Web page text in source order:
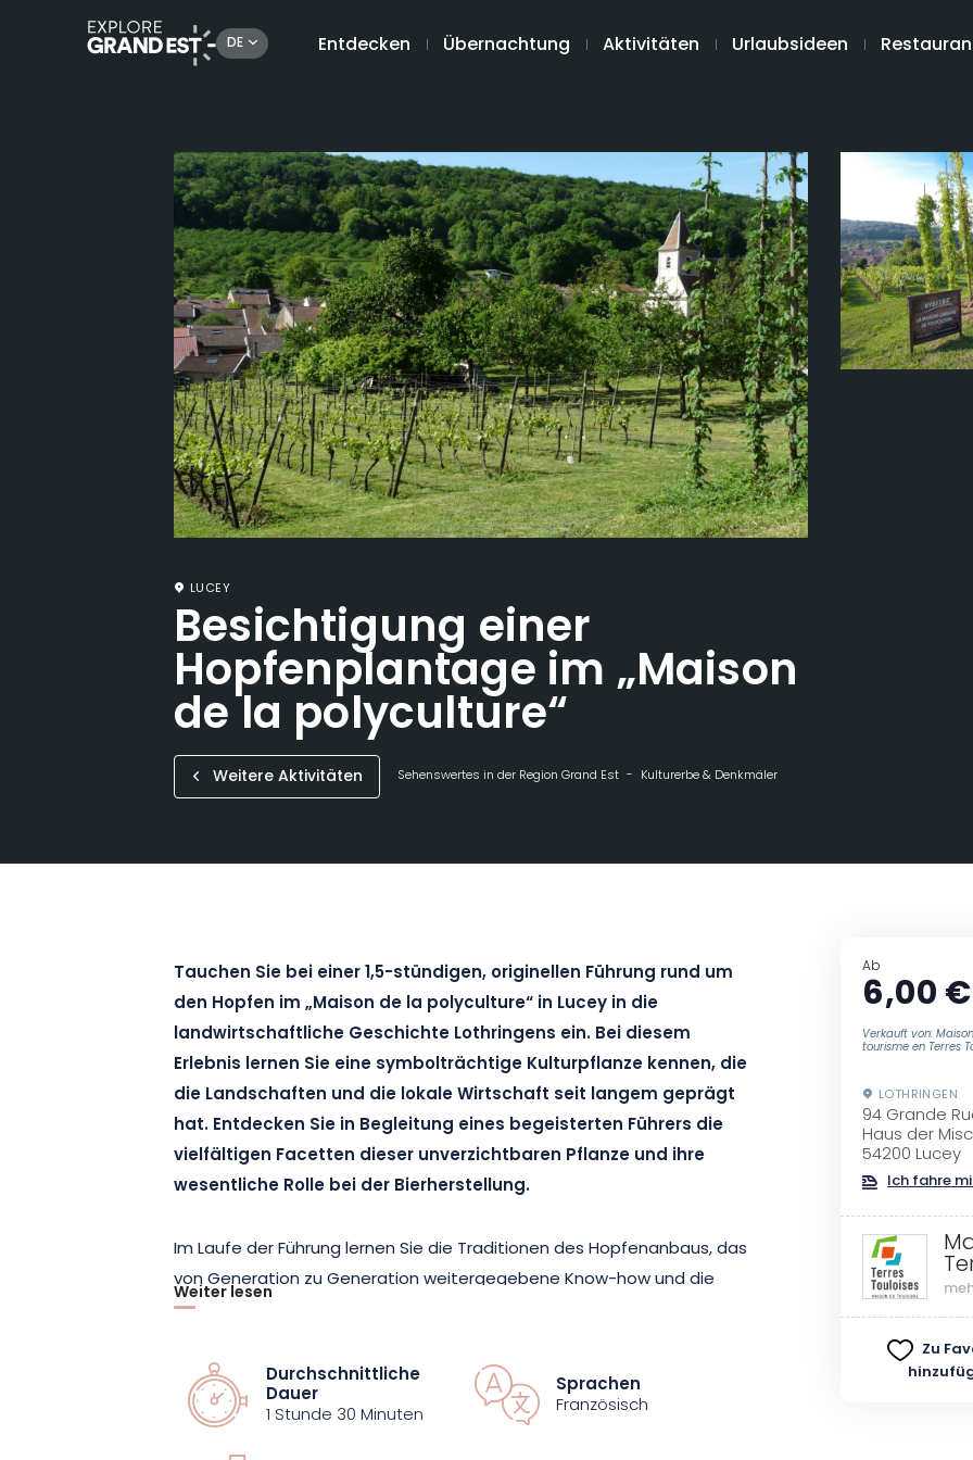
DE Entdecken Übernachtung Aktivitäten Urlaubsideen
LUCEY
Besichtigung einer
Hopfenplantage im „Maison
de la polyculture“
Weitere Aktivitäten Sehenswertes in der Region Grand Est Kulturerbe & Denkmäler
Tauchen Sie bei einer 1,5-stündigen, originellen Führung rund um
den Hopfen im „Maison de la polyculture“ in Lucey in die
landwirtschaftliche Geschichte Lothringens ein. Bei diesem
Erlebnis lernen Sie eine symbolträchtige Kulturpflanze kennen, die
die Landschaften und die lokale Wirtschaft seit langem geprägt
hat. Entdecken Sie in Begleitung eines begeisterten Führers die
vielfältigen Facetten dieser unverzichtbaren Pflanze und ihre
wesentliche Rolle bei der Bierherstellung.
Im Laufe der Führung lernen Sie die Traditionen des Hopfenanbaus, das
von Generation zu Generation weitergegebene Know-how und die
verschiedenen Verarbeitungsschritte kennen. Von der Ernte bis zur
erforderlich sind, um diese Pflanze mit ihren zahlreichen Vorzügen
optimal zu verwerten. Dieses Eintauchen in die Welt des Hopfens
ermöglicht es zudem, die Bedeutung des Hopfens für das regionale
Weiter lesen
Durchschnittliche
Dauer
1 Stunde 30 Minuten
Sprachen
Französisch
Ab
6,00 €
Verkauft von:
tourisme en Terres
LOTHRINGEN
94 Grande
Haus der
54200 Lucey
Ich fahre
Zu